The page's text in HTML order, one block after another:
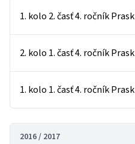
1. kolo 2. časť 4. ročník Prask
2. kolo 1. časť 4. ročník Prask
1. kolo 1. časť 4. ročník Prask
2016 / 2017